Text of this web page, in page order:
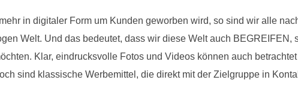
in digitaler Form um Kunden geworben wird, so sind wir alle
Welt. Und das bedeutet, dass wir diese Welt auch BEGREIFEN,
Klar, eindrucksvolle Fotos und Videos können auch
sind klassische Werbemittel, die direkt mit der Zielgruppe in